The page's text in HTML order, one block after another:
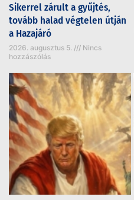
Sikerrel zárult a gyűjtés,
tovább halad végtelen útján
a Hazajáró
2026. augusztus 5.
Nincs
hozzászólás